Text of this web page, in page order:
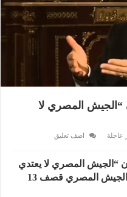
“الجيش المصري لا
عاجلة
اضف تعليق
“الجيش المصري لا يعتدي
علي أحد ولا يغزو”، مشيرا إلى أن الجيش المصري قصف 13